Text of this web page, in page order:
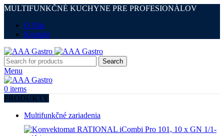
MULTIFUNKČNÉ KUCHYNE PRE PROFESIONÁLOV
O Nás
Kontakt
Search
Menu
0 items
PRODUKTY
Multifunkčné zariadenia